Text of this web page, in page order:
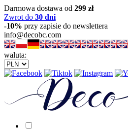
Darmowa dostawa od 299 zł
Zwrot do 30 dni
-10% przy zapisie do newslettera
info@decobc.com
waluta: